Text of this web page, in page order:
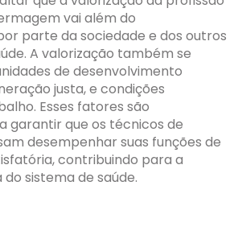
vai além do
parte da sociedade e dos outros
A valorização também se
de desenvolvimento
justa, e condições
Esses fatores são
garantir que os técnicos de
desempenhar suas funções de
contribuindo para a
sistema de saúde.